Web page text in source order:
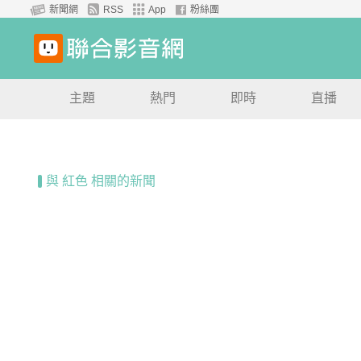
新聞網 RSS App 粉絲團
主題 熱門 即時 直播
與 紅色 相關的新聞